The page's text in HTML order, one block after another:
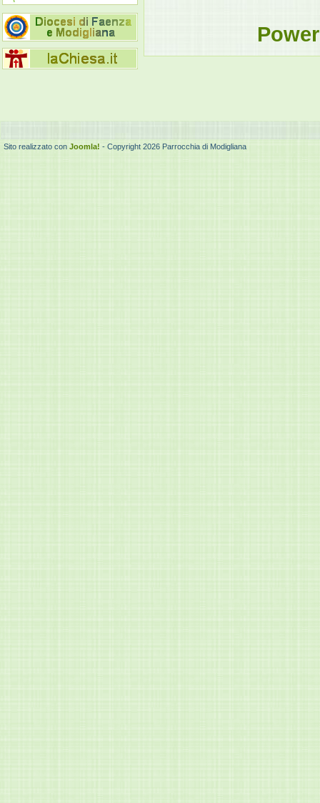
Sito realizzato con Joomla! - Copyright 2026 Parrocchia di Modigliana